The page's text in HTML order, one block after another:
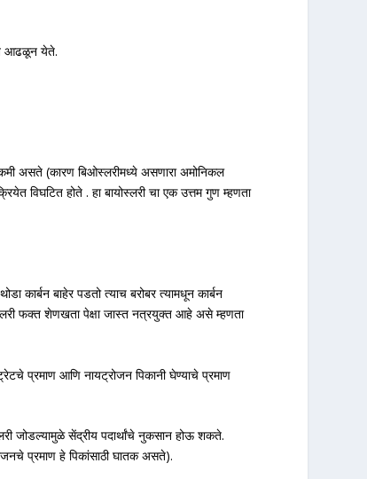
आढळून येते.
कमी असते (कारण बिओस्लरीमध्ये असणारा अमोनिकल
विघटित होते . हा बायोस्लरी चा एक उत्तम गुण म्हणता
कार्बन बाहेर पडतो त्याच बरोबर त्यामधून कार्बन
फक्त शेणखता पेक्षा जास्त नत्रयुक्त आहे असे म्हणता
प्रमाण आणि नायट्रोजन पिकानी घेण्याचे प्रमाण
जोडल्यामुळे सेंद्रीय पदार्थांचे नुकसान होऊ शकते.
प्रमाण हे पिकांसाठी घातक असते).